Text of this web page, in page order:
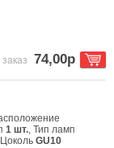
74,00р
1 шт., Тип ламп
ЦокольGU10